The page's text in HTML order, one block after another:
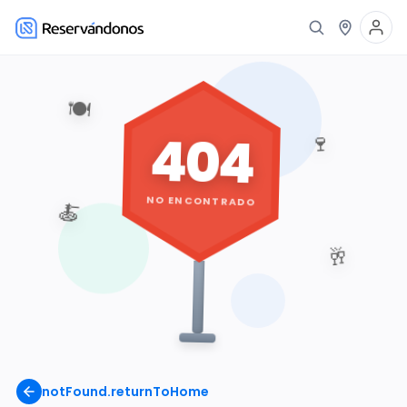
notFound.returnToHome
🍽️
🍷
🥂
🍝
404
NO ENCONTRADO